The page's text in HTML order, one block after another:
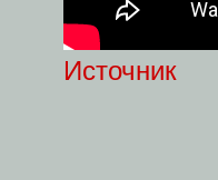
Источник